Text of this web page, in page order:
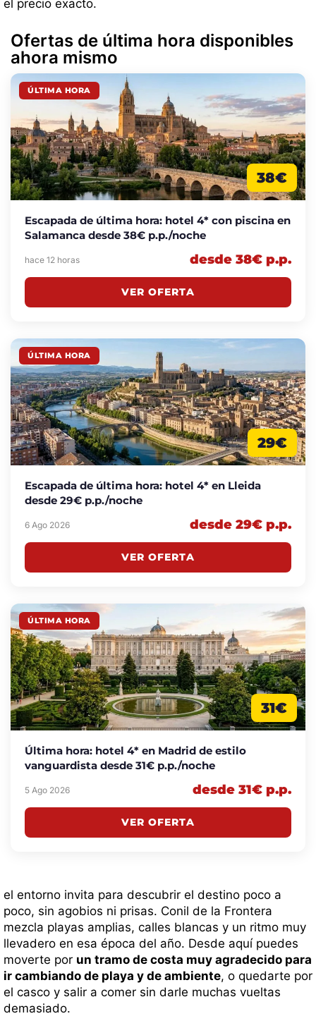
el precio exacto.
Ofertas de última hora disponibles
ahora mismo
ÚLTIMA HORA
38€
Escapada de última hora: hotel 4* con piscina en
Salamanca desde 38€ p.p./noche
hace 12 horas desde 38€ p.p.
VER OFERTA
ÚLTIMA HORA
29€
Escapada de última hora: hotel 4* en Lleida
desde 29€ p.p./noche
6 Ago 2026 desde 29€ p.p.
VER OFERTA
ÚLTIMA HORA
31€
Última hora: hotel 4* en Madrid de estilo
vanguardista desde 31€ p.p./noche
5 Ago 2026 desde 31€ p.p.
VER OFERTA
el entorno invita para descubrir el destino poco a
poco, sin agobios ni prisas. Conil de la Frontera
mezcla playas amplias, calles blancas y un ritmo muy
llevadero en esa época del año. Desde aquí puedes
moverte por un tramo de costa muy agradecido para
ir cambiando de playa y de ambiente, o quedarte por
el casco y salir a comer sin darle muchas vueltas
demasiado.